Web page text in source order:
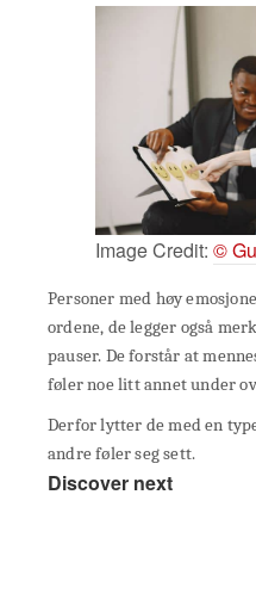
Image Credit: ©
Personer med høy
ordene, de legger også
pauser. De forstår at
føler noe litt annet under
Derfor lytter de med en
andre føler seg sett.
Discover next